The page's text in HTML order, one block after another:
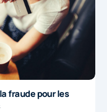
fraude pour les